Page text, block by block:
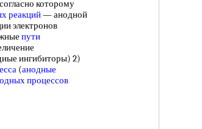
которому
реакций— анодной
электронов
пути
ингибиторы) 2)
(анодные
процессов